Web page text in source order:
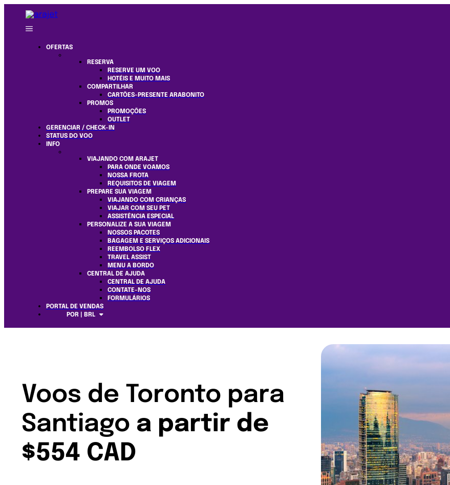
OFERTAS
RESERVA
RESERVE UM VOO
HOTÉIS E MUITO MAIS
COMPARTILHAR
CARTÕES-PRESENTE ARABONITO
PROMOS
PROMOÇÕES
OUTLET
GERENCIAR / CHECK-IN
STATUS DO VOO
INFO
VIAJANDO COM ARAJET
PARA ONDE VOAMOS
NOSSA FROTA
REQUISITOS DE VIAGEM
PREPARE SUA VIAGEM
VIAJANDO COM CRIANÇAS
VIAJAR COM SEU PET
ASSISTÊNCIA ESPECIAL
PERSONALIZE A SUA VIAGEM
NOSSOS PACOTES
BAGAGEM E SERVIÇOS ADICIONAIS
REEMBOLSO FLEX
TRAVEL ASSIST
MENU A BORDO
CENTRAL DE AJUDA
CENTRAL DE AJUDA
CONTATE-NOS
FORMULÁRIOS
PORTAL DE VENDAS
POR | BRL
Voos de Toronto para
Santiago a partir de
$554 CAD